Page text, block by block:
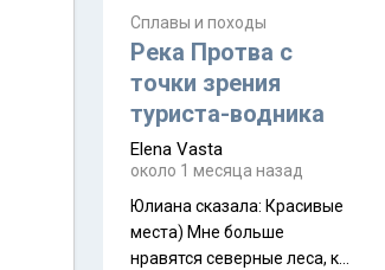
туристическую палатку The
Free, которая стала первой
ультралегкой моделью в
ассортименте
производителя. Новинка
получила двухслойную
конструкцию с отдельным
внешним тентом и сетчатой
внутренней палаткой, а ее
Сплавы и походы
Река Протва с
точки зрения
туриста-водника
Elena Vasta
около 1 месяца назад
Юлиана сказалa: Красивые
места) Мне больше
нравятся северные леса, как